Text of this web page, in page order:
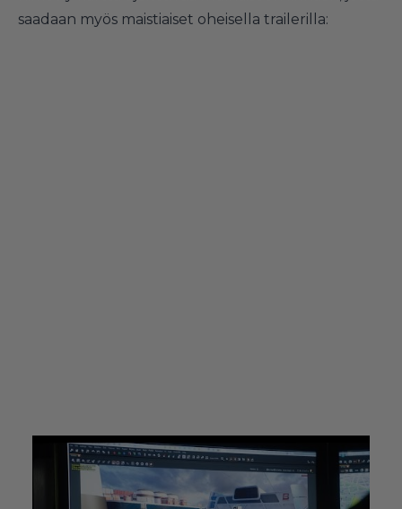
saadaan myös maistiaiset oheisella trailerilla: